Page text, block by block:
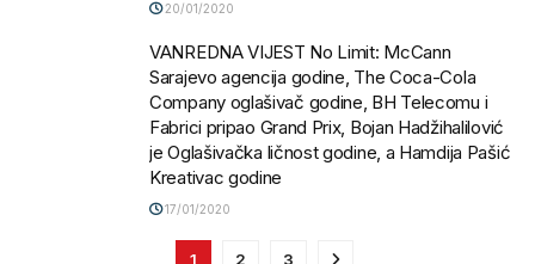
20/01/2020
VANREDNA VIJEST No Limit: McCann
Sarajevo agencija godine, The Coca-Cola
Company oglašivač godine, BH Telecomu i
Fabrici pripao Grand Prix, Bojan Hadžihalilović
je Oglašivačka ličnost godine, a Hamdija Pašić
Kreativac godine
17/01/2020
1 2 3